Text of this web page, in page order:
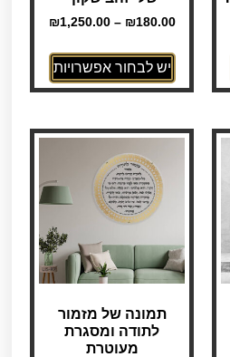
₪180.00
–
₪1,250.00
יש לבחור אפשרויות
תמונה של מזמור
לתודה ומסגרת
מעוטרת